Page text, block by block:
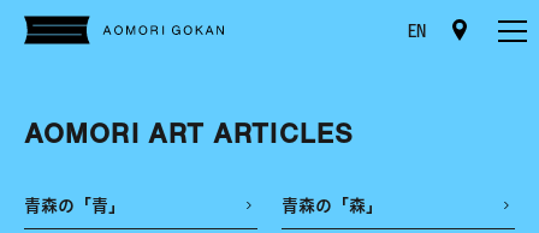
EN
AOMORI ART ARTICLES
青森の「青」 青森の「森」